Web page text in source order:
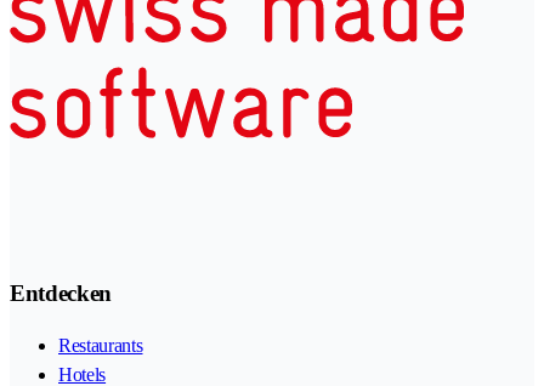
Entdecken
Restaurants
Hotels